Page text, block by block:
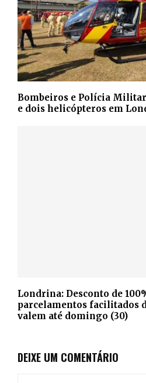
Bombeiros e Polícia
e dois helicópteros em
Londrina: Desconto de
parcelamentos facilitados
valem até domingo (30)
DEIXE UM COMENTÁRIO